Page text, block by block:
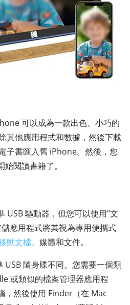
可以成為一款出色、小巧的
其他應用程式和數據，然後下載
子書匯入舊 iPhone。然後，您
閱讀書籍了。
USB 驅動器，但您可以使用“文
應用程式將其視為專用便攜式
動文檔、媒體和文件。
USB 隨身碟不同。您需要一個類
或類似的檔案管理器應用程
，然後使用 Finder（在 Mac